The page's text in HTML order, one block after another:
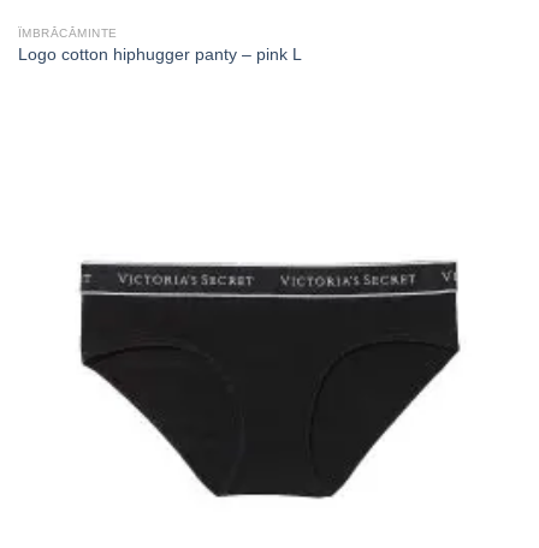
ÎMBRĂCĂMINTE
Logo cotton hiphugger panty – pink L